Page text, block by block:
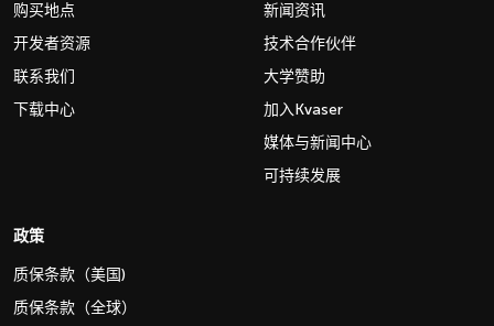
购买地点
开发者资源
联系我们
下载中心
新闻资讯
技术合作伙伴
大学赞助
加入Kvaser
媒体与新闻中心
可持续发展
政策
质保条款（美国)
质保条款（全球）